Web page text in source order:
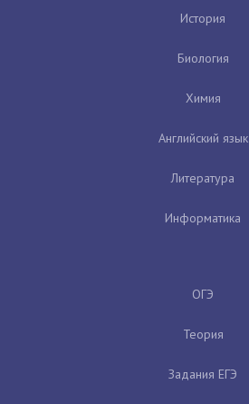
История
Биология
Химия
Английский язык
Литература
Информатика
ОГЭ
Теория
Задания ЕГЭ